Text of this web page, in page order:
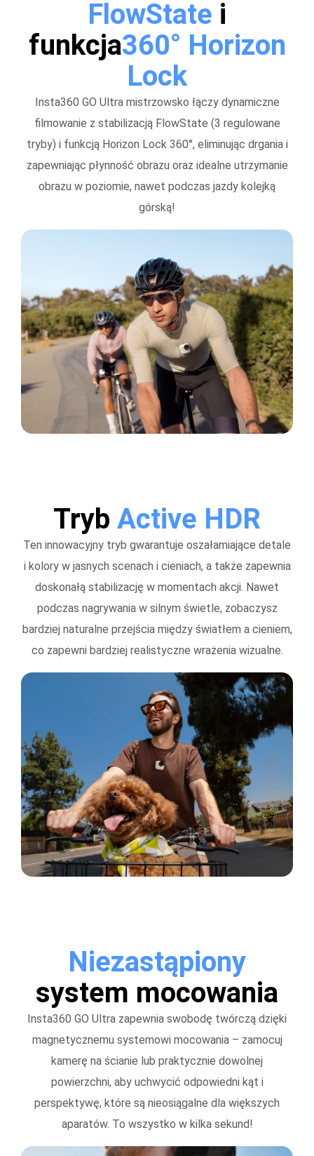
FlowState i
funkcja360° Horizon
Lock
Insta360 GO Ultra mistrzowsko łączy dynamiczne
filmowanie z stabilizacją FlowState (3 regulowane
tryby) i funkcją Horizon Lock 360°, eliminując drgania i
zapewniając płynność obrazu oraz idealne utrzymanie
obrazu w poziomie, nawet podczas jazdy kolejką
górską!
Tryb Active HDR
Ten innowacyjny tryb gwarantuje oszałamiające detale
i kolory w jasnych scenach i cieniach, a także zapewnia
doskonałą stabilizację w momentach akcji. Nawet
podczas nagrywania w silnym świetle, zobaczysz
bardziej naturalne przejścia między światłem a cieniem,
co zapewni bardziej realistyczne wrażenia wizualne.
Niezastąpiony
system mocowania
Insta360 GO Ultra zapewnia swobodę twórczą dzięki
magnetycznemu systemowi mocowania – zamocuj
kamerę na ścianie lub praktycznie dowolnej
powierzchni, aby uchwycić odpowiedni kąt i
perspektywę, które są nieosiągalne dla większych
aparatów. To wszystko w kilka sekund!